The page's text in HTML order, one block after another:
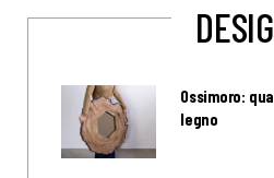
Ossimoro:
legno